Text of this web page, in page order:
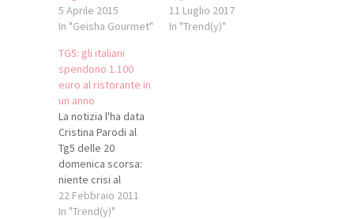
5 Aprile 2015
In "Geisha Gourmet"
11 Luglio 2017
In "Trend(y)"
TG5: gli italiani
spendono 1.100
euro al ristorante in
un anno
La notizia l'ha data
Cristina Parodi al
Tg5 delle 20
domenica scorsa:
niente crisi al
ristorante per gli
italiani, che
22 Febbraio 2011
In "Trend(y)"